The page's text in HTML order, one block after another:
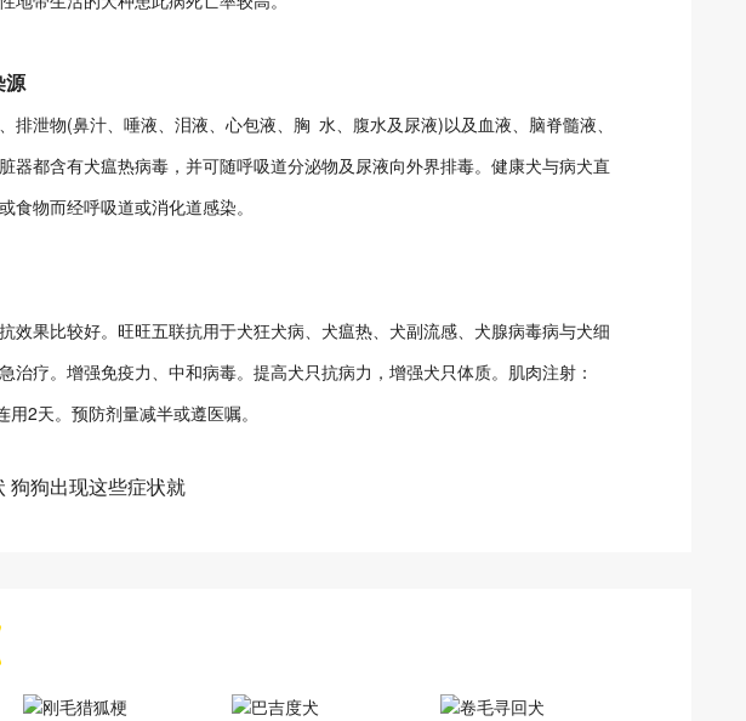
源
排泄物(鼻汁、唾液、泪液、心包液、胸 水、腹水及尿液)以及血液、脑脊髓液、
器都含有犬瘟热病毒，并可随呼吸道分泌物及尿液向外界排毒。健康犬与病犬直
食物而经呼吸道或消化道感染。
效果比较好。旺旺五联抗用于犬狂犬病、犬瘟热、犬副流感、犬腺病毒病与犬细
治疗。增强免疫力、中和病毒。提高犬只抗病力，增强犬只体质。肌肉注射：
2天。预防剂量减半或遵医嘱。
狗狗出现这些症状就